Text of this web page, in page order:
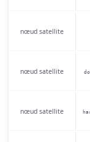
nœud satellite
nœud satellite
nœud satellite